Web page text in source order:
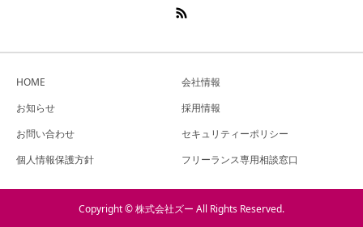
HOME
会社情報
お知らせ
採用情報
お問い合わせ
セキュリティーポリシー
個人情報保護方針
フリーランス専用相談窓口
Copyright © 株式会社ズー All Rights Reserved.